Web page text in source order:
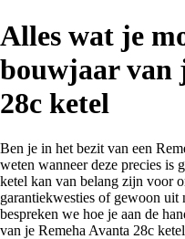
Alles wat je
bouwjaar van
28c ketel
Ben je in het bezit van een
weten wanneer deze precies is
ketel kan van belang zijn voor
garantiekwesties of gewoon
bespreken we hoe je aan de
van je Remeha Avanta 28c